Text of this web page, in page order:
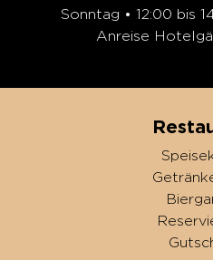
Sonntag • 12:00 bis
Anreise